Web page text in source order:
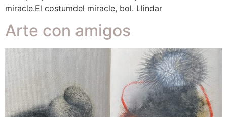
miracle.El costumdel miracle, bol. Llindar
Arte con amigos